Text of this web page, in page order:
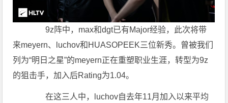
9z阵中，max和dgt已有Major经验，此次将带
来meyern、luchov和HUASOPEEK三位新秀。曾被我们
列为“明日之星”的meyern正在重塑职业生涯，转型为9z
的狙击手，加入后Rating为1.04。
在这三人中，luchov自去年11月加入以来平均